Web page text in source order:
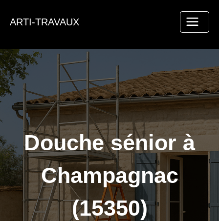
ARTI-TRAVAUX
Douche sénior à
Champagnac
(15350)